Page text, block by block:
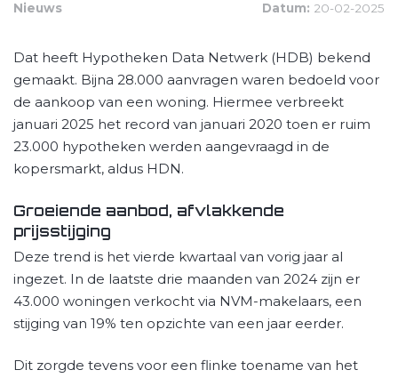
Nieuws Datum: 20-02-2025
Dat heeft Hypotheken Data Netwerk (HDB) bekend
gemaakt. Bijna 28.000 aanvragen waren bedoeld voor
de aankoop van een woning. Hiermee verbreekt
januari 2025 het record van januari 2020 toen er ruim
23.000 hypotheken werden aangevraagd in de
kopersmarkt, aldus HDN.
Groeiende aanbod, afvlakkende
prijsstijging
Deze trend is het vierde kwartaal van vorig jaar al
ingezet. In de laatste drie maanden van 2024 zijn er
43.000 woningen verkocht via NVM-makelaars, een
stijging van 19% ten opzichte van een jaar eerder.
Dit zorgde tevens voor een flinke toename van het